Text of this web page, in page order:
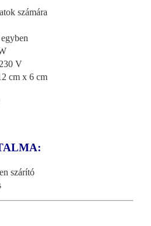
számára
V
cm x 6 cm
szárító